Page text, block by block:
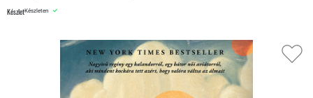
KészletKészleten